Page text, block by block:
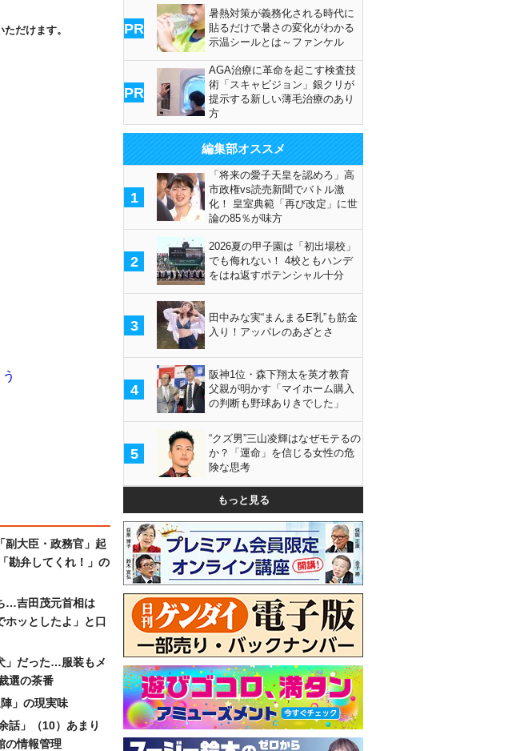
だけます。
副大臣・政務官」起
勘弁してくれ！」の
…吉田茂元首相は
ホッとしたよ」と口
」だった…服装もメ
選の茶番
」の現実味
話」（10）あまり
の情報管理
PR
暑熱対策が義務化される時代に
貼るだけで暑さの変化がわかる
示温シールとは～ファンケル
PR
AGA治療に革命を起こす検査技
術「スキャビジョン」銀クリが
提示する新しい薄毛治療のあり
方
編集部オススメ
1
「将来の愛子天皇を認めろ」高
市政権vs読売新聞でバトル激
化！ 皇室典範「再び改定」に世
論の85％が味方
2
2026夏の甲子園は「初出場校」
でも侮れない！ 4校ともハンデ
をはね返すポテンシャル十分
3
田中みな実“まんまるE乳”も筋金
入り！アッパレのあざとさ
4
阪神1位・森下翔太を英才教育
父親が明かす「マイホーム購入
の判断も野球ありきでした」
5
“クズ男”三山凌輝はなぜモテるの
か？「運命」を信じる女性の危
険な思考
もっと見る